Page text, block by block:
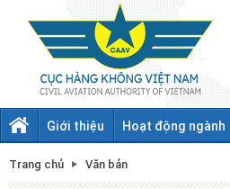
Giới thiệu Hoạt động ngành
Trang chủ Văn bản